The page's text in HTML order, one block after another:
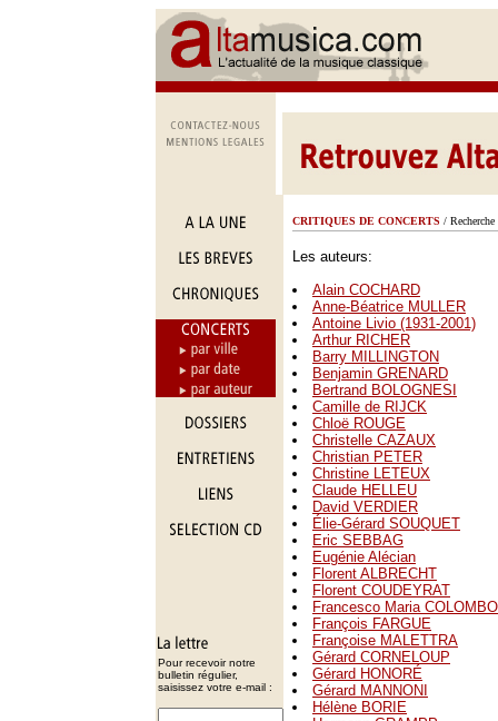
Pour recevoir notre
bulletin régulier,
saisissez votre e-mail :
CRITIQUES DE CONCERTS / Recherche
Les auteurs:
Alain COCHARD
Anne-Béatrice MULLER
Antoine Livio (1931-2001)
Arthur RICHER
Barry MILLINGTON
Benjamin GRENARD
Bertrand BOLOGNESI
Camille de RIJCK
Chloë ROUGE
Christelle CAZAUX
Christian PETER
Christine LETEUX
Claude HELLEU
David VERDIER
Élie-Gérard SOUQUET
Eric SEBBAG
Eugénie Alécian
Florent ALBRECHT
Florent COUDEYRAT
Francesco Maria COLOMBO
François FARGUE
Françoise MALETTRA
Gérard CORNELOUP
Gérard HONORÉ
Gérard MANNONI
Hélène BORIE